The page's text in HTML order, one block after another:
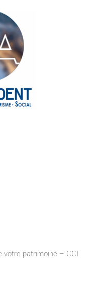
votre patrimoine – CCI